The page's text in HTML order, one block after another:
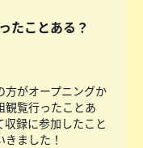
たことある？
方がオープニングか
観覧行ったことあ
録に参加したこと
ました！